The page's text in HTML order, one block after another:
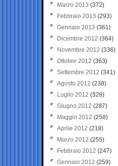
Marzo 2013 (372)
Febbraio 2013 (293)
Gennaio 2013 (361)
Dicembre 2012 (364)
Novembre 2012 (336)
Ottobre 2012 (363)
Settembre 2012 (341)
Agosto 2012 (238)
Luglio 2012 (328)
Giugno 2012 (287)
Maggio 2012 (258)
Aprile 2012 (218)
Marzo 2012 (255)
Febbraio 2012 (247)
Gennaio 2012 (259)